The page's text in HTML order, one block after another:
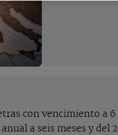
con vencimiento a
a seis meses y